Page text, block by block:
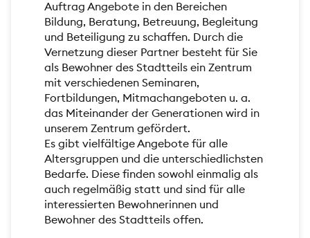
Auftrag Angebote in den Bereichen
Bildung, Beratung, Betreuung, Begleitung
und Beteiligung zu schaffen. Durch die
Vernetzung dieser Partner besteht für Sie
als Bewohner des Stadtteils ein Zentrum
mit verschiedenen Seminaren,
Fortbildungen, Mitmachangeboten u. a.
das Miteinander der Generationen wird in
unserem Zentrum gefördert.
Es gibt vielfältige Angebote für alle
Altersgruppen und die unterschiedlichsten
Bedarfe. Diese finden sowohl einmalig als
auch regelmäßig statt und sind für alle
interessierten Bewohnerinnen und
Bewohner des Stadtteils offen.